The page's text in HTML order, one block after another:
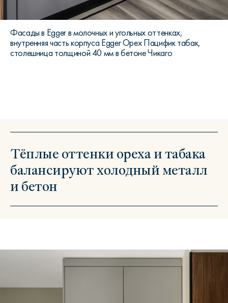
Фасады в Egger в молочных и угольных оттенках,
внутренняя часть корпуса Egger Орех Пацифик табак,
столешница толщиной 40 мм в бетоне Чикаго
Тёплые оттенки ореха и табака
балансируют холодный металл
и бетон